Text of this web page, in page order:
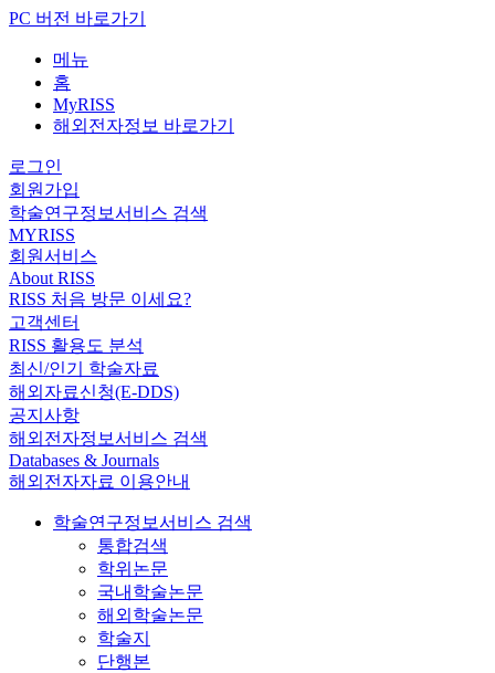
PC 버전 바로가기
메뉴
홈
MyRISS
해외전자정보 바로가기
로그인
회원가입
학술연구정보서비스 검색
MYRISS
회원서비스
About RISS
RISS 처음 방문 이세요?
고객센터
RISS 활용도 분석
최신/인기 학술자료
해외자료신청(E-DDS)
공지사항
해외전자정보서비스 검색
Databases & Journals
해외전자자료 이용안내
학술연구정보서비스 검색
통합검색
학위논문
국내학술논문
해외학술논문
학술지
단행본